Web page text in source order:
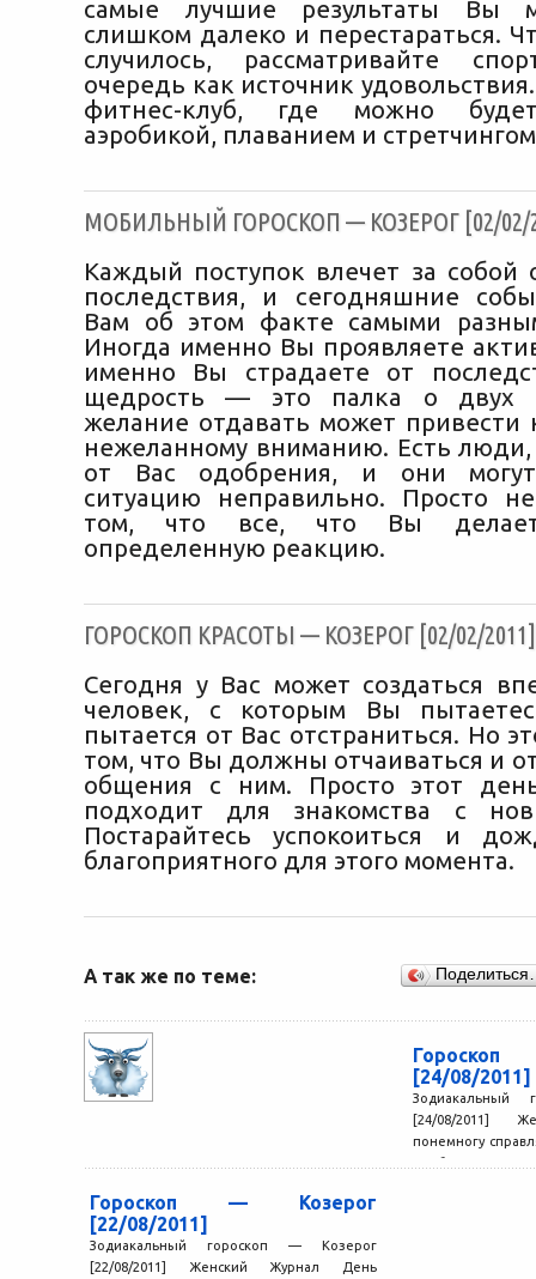
самые лучшие результаты Вы
слишком далеко и перестараться.
случилось, рассматривайте
очередь как источник
фитнес-клуб, где можно
аэробикой, плаванием и
МОБИЛЬНЫЙ ГОРОСКОП — КОЗЕРОГ [02/02/
Каждый поступок влечет за собой
последствия, и сегодняшние
Вам об этом факте самыми
Иногда именно Вы проявляете
именно Вы страдаете от
щедрость — это палка о двух
желание отдавать может привести
нежеланному вниманию. Есть
от Вас одобрения, и они могут
ситуацию неправильно. Просто
том, что все, что Вы
определенную реакцию.
ГОРОСКОП КРАСОТЫ — КОЗЕРОГ [02/02/2011]
Сегодня у Вас может создаться
человек, с которым Вы
пытается от Вас отстраниться. Но
том, что Вы должны отчаиваться и
общения с ним. Просто этот
подходит для знакомства с
Постарайтесь успокоиться и
благоприятного для этого момента.
А так же по теме:
[24/08/2011]
Зодиакальный
[24/08/2011]
понемногу
проблемами,
Гороскоп — Козерог
[22/08/2011]
Зодиакальный гороскоп — Козерог
[22/08/2011] Женский Журнал День